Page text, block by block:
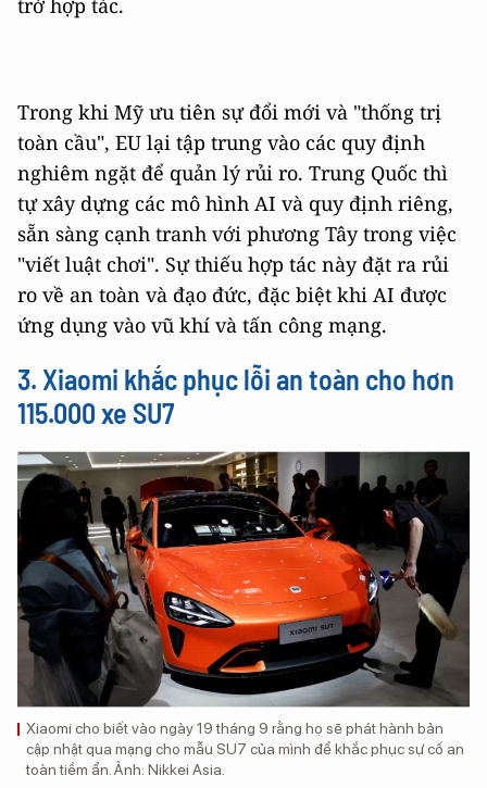
Trong khi Mỹ ưu tiên sự đổi mới và "thống trị
toàn cầu", EU lại tập trung vào các quy định
nghiêm ngặt để quản lý rủi ro. Trung Quốc thì
tự xây dựng các mô hình AI và quy định riêng,
sẵn sàng cạnh tranh với phương Tây trong việc
"viết luật chơi". Sự thiếu hợp tác này đặt ra rủi
ro về an toàn và đạo đức, đặc biệt khi AI được
ứng dụng vào vũ khí và tấn công mạng.
3. Xiaomi khắc phục lỗi an toàn cho hơn
115.000 xe SU7
Xiaomi cho biết vào ngày 19 tháng 9 rằng họ sẽ phát hành bản
cập nhật qua mạng cho mẫu SU7 của mình để khắc phục sự cố an
toàn tiềm ẩn. Ảnh: Nikkei Asia.